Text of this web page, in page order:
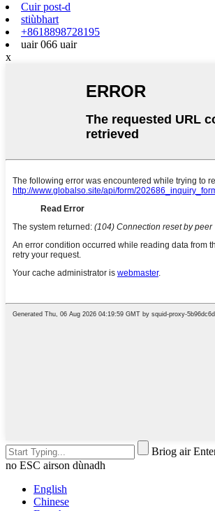
Cuir post-d
stiùbhart
+8618898728195
uair 066 uair
x
Briog air
no ESC airson dùnadh
English
Chinese